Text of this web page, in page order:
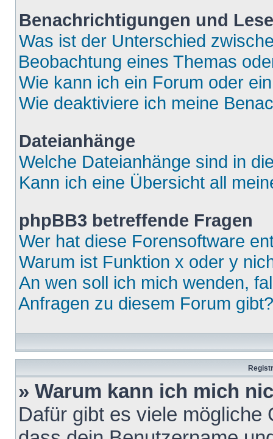
Benachrichtigungen und
Was ist der Unterschied
Beobachtung eines Themas
Wie kann ich ein Forum oder
Wie deaktiviere ich meine
Dateianhänge
Welche Dateianhänge sind in
Kann ich eine Übersicht all
phpBB3 betreffende Fragen
Wer hat diese Forensoftware
Warum ist Funktion x oder y
An wen soll ich mich wenden,
Anfragen zu diesem Forum gibt?
» Warum kann ich mich
Dafür gibt es viele